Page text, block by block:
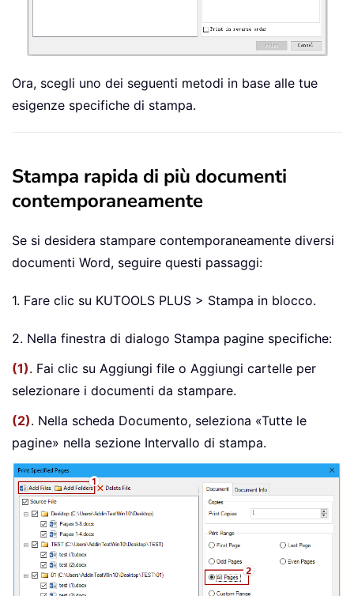
Ora, scegli uno dei seguenti metodi in base alle tue
esigenze specifiche di stampa.
Stampa rapida di più documenti
contemporaneamente
Se si desidera stampare contemporaneamente diversi
documenti Word, seguire questi passaggi:
1. Fare clic su KUTOOLS PLUS > Stampa in blocco.
2. Nella finestra di dialogo Stampa pagine specifiche:
(1). Fai clic su Aggiungi file o Aggiungi cartelle per
selezionare i documenti da stampare.
(2). Nella scheda Documento, seleziona «Tutte le
pagine» nella sezione Intervallo di stampa.